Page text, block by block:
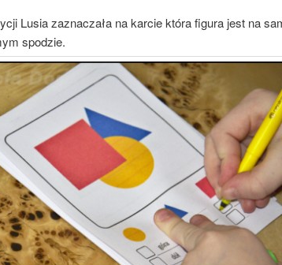
Lusia zaznaczała na karcie która figura jest na
spodzie.